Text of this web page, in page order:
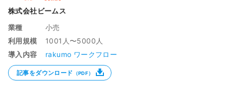
株式会社ビームス
業種
小売
利用規模
1001人〜5000人
導入内容
rakumo ワークフロー
記事をダウンロード （PDF）